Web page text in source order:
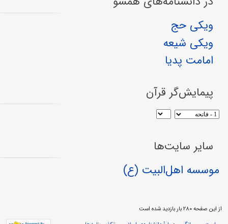
ویکی حج
ویکی شیعه
امامت پدیا
پیمایش‌گر قرآن
سایر سایت‌ها
موسسه اهل‌البیت (ع)
از این صفحه ۲۸۰ بار بازدید شده است